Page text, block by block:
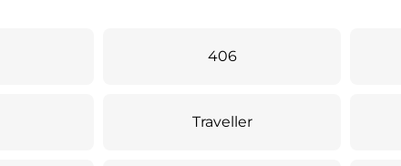
406
Traveller